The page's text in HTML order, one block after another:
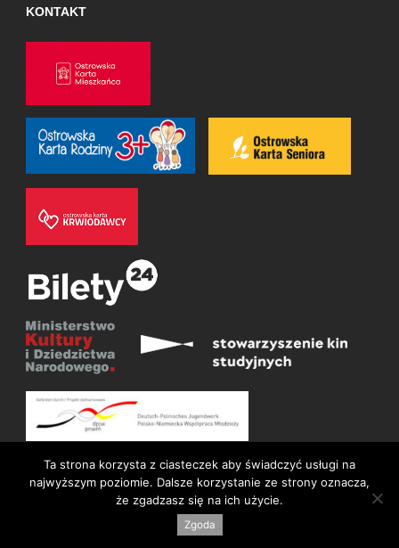
KONTAKT
© Wszelkie prawa zastrzeżone 2026
Deklaracja dostępności
Ta strona korzysta z ciasteczek aby świadczyć usługi na
najwyższym poziomie. Dalsze korzystanie ze strony oznacza,
że zgadzasz się na ich użycie.
Zgoda